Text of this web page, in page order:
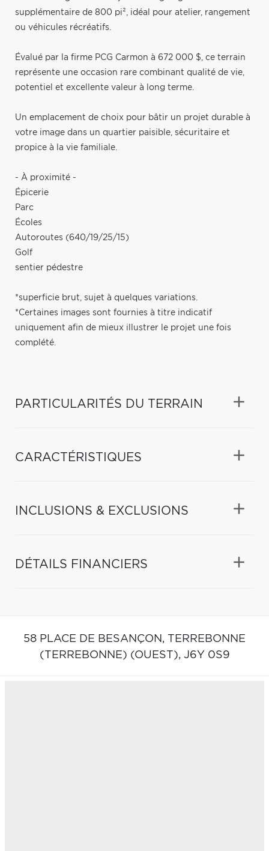
supplémentaire de 800 pi², idéal pour atelier, rangement
ou véhicules récréatifs.
Évalué par la firme PCG Carmon à 672 000 $, ce terrain
représente une occasion rare combinant qualité de vie,
potentiel et excellente valeur à long terme.
Un emplacement de choix pour bâtir un projet durable à
votre image dans un quartier paisible, sécuritaire et
propice à la vie familiale.
- À proximité -
Épicerie
Parc
Écoles
Autoroutes (640/19/25/15)
Golf
sentier pédestre
*superficie brut, sujet à quelques variations.
*Certaines images sont fournies à titre indicatif
uniquement afin de mieux illustrer le projet une fois
complété.
PARTICULARITÉS DU TERRAIN
CARACTÉRISTIQUES
INCLUSIONS & EXCLUSIONS
DÉTAILS FINANCIERS
58 PLACE DE BESANÇON, TERREBONNE
(TERREBONNE) (OUEST), J6Y 0S9